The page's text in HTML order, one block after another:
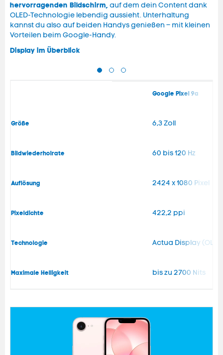
hervorragenden Bildschirm, auf dem dein Content dank
OLED-Technologie lebendig aussieht. Unterhaltung
kannst du also auf beiden Handys genießen – mit kleinen
Vorteilen beim Google-Handy.
Display im Überblick
Google Pixel 9a
Größe 6,3 Zoll
Bildwiederholrate 60 bis 120 Hz
Auflösung 2424 x 1080 Pixel
Pixeldichte 422,2 ppi
Technologie Actua Display
Maximale Helligkeit bis zu 2700 Nits